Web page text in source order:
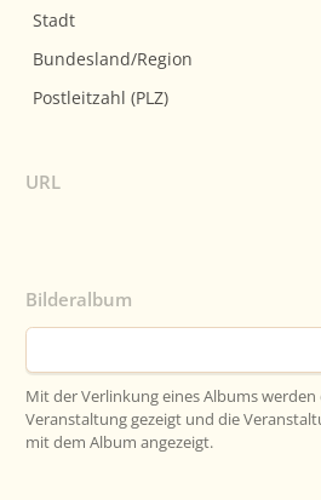
URL
Bilderalbum
Mit der Verlinkung eines Albums
Veranstaltung gezeigt und die
mit dem Album angezeigt.